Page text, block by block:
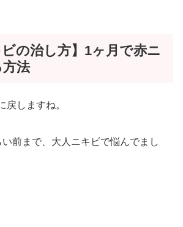
ビの治し方】1ヶ月で赤ニ
法
戻しますね。
前まで、大人ニキビで悩んでまし